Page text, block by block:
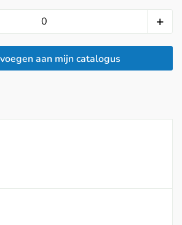
aan mijn catalogus